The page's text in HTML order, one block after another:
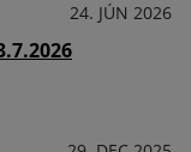
24. JÚN 2026